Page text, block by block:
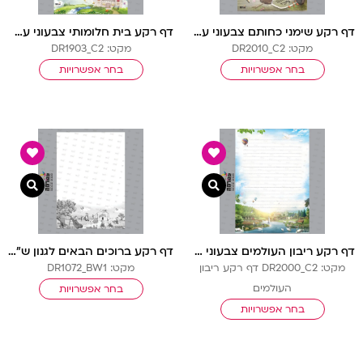
דף רקע שימני כחותם צבעוני עם שורות
מקט: DR2010_C2
בחר אפשרויות
דף רקע בית חלומותי צבעוני עם שורות
מקט: DR1903_C2
בחר אפשרויות
דף רקע ריבון העולמים צבעוני עם שורות
מקט: DR2000_C2 דף רקע ריבון
העולמים
בחר אפשרויות
דף רקע ברוכים הבאים לגנון ש”ל בלי שורות
מקט: DR1072_BW1
בחר אפשרויות